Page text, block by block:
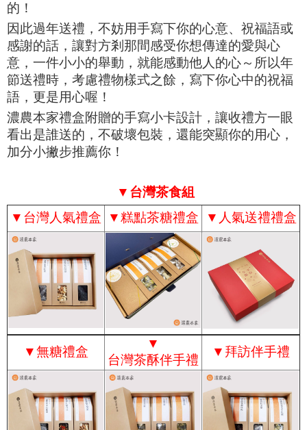
的！
因此過年送禮， 不妨用手寫下你的心意、祝福語或
感謝的話，讓對方剎那間感受你想傳達的愛與心
意， 一件小小的舉動，就能感動他人的心～ 所以年
節送禮時，考慮禮物樣式之餘，寫下你心中的祝福
語，更是用心喔！
濃農本家禮盒附贈的手寫小卡設計，讓收禮方一眼
看出是誰送的，不破壞包裝，還能突顯你的用心，
加分小撇步推薦你！
▼台灣茶食組
▼ 台灣人氣禮盒 ▼糕點茶糖禮盒 ▼ 人氣送禮禮盒
▼無糖禮盒
▼
台灣茶酥伴手禮
▼ 拜訪伴手禮